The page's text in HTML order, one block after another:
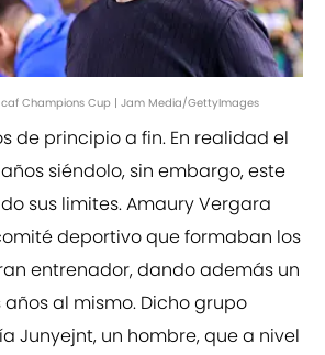
Champions Cup | Jam Media/GettyImages
de principio a fin. En realidad el
siéndolo, sin embargo, este
sus limites. Amaury Vergara
deportivo que formaban los
entrenador, dando además un
al mismo. Dicho grupo
Junyejnt, un hombre, que a nivel